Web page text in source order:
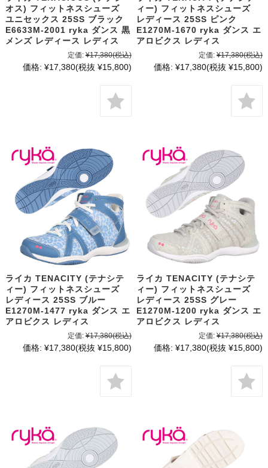
オス) フィットネスシューズ
ユニセックス 25SS ブラック
E6633M-2001 ryka ダンス 黒
メンズ レディース レディス
定価: ¥17,380(税込)
価格: ¥17,380(税抜 ¥15,800)
ィー) フィットネスシューズ
レディース 25SS ピンク
E1270M-1670 ryka ダンス エ
アロビクス レディス
定価: ¥17,380(税込)
価格: ¥17,380(税抜 ¥15,800)
ライカ TENACITY (テナシテ
ィー) フィットネスシューズ
レディース 25SS ブルー
E1270M-1477 ryka ダンス エ
アロビクス レディス
定価: ¥17,380(税込)
価格: ¥17,380(税抜 ¥15,800)
ライカ TENACITY (テナシテ
ィー) フィットネスシューズ
レディース 25SS グレー
E1270M-1200 ryka ダンス エ
アロビクス レディス
定価: ¥17,380(税込)
価格: ¥17,380(税抜 ¥15,800)